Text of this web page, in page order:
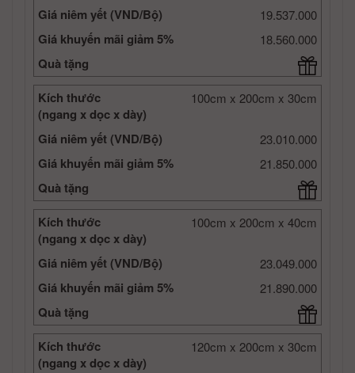
19.537.000
Giá niêm yết (VND/Bộ)
18.560.000
Giá khuyến mãi giảm 5%
Quà tặng
100cm x 200cm x 30cm
Kích thước
(ngang x dọc x dày)
23.010.000
Giá niêm yết (VND/Bộ)
21.850.000
Giá khuyến mãi giảm 5%
Quà tặng
100cm x 200cm x 40cm
Kích thước
(ngang x dọc x dày)
23.049.000
Giá niêm yết (VND/Bộ)
21.890.000
Giá khuyến mãi giảm 5%
Quà tặng
120cm x 200cm x 30cm
Kích thước
(ngang x dọc x dày)